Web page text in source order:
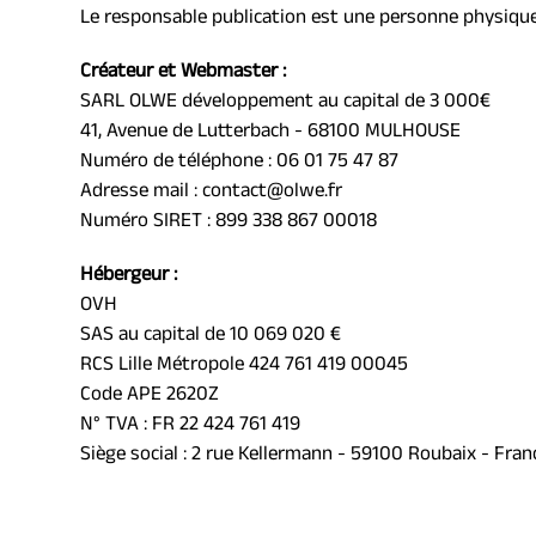
Le responsable publication est une personne
Créateur et Webmaster :
SARL OLWE développement au capital de 3 000€
41, Avenue de Lutterbach - 68100 MULHOUSE
Numéro de téléphone : 06 01 75 47 87
Adresse mail : contact@olwe.fr
Numéro SIRET : 899 338 867 00018
Hébergeur :
OVH
SAS au capital de 10 069 020 €
RCS Lille Métropole 424 761 419 00045
Code APE 2620Z
N° TVA : FR 22 424 761 419
Siège social : 2 rue Kellermann - 59100 Roubaix -